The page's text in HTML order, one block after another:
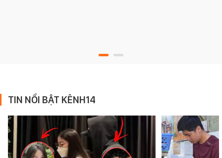
TIN NỔI BẬT KÊNH14